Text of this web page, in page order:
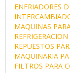
ENFRIADORES
MAQUINAS
REPUESTOS
MAQUINARIA
FILTROS PARA